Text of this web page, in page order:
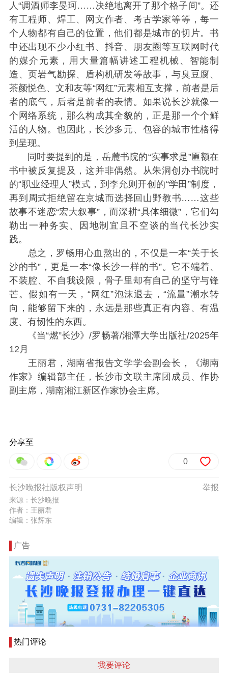
人“调酒师李旻珂……决绝地离开了那个格子间”。还
有工程师、焊工、网文作者、考古学家等等，每一
个人物都有自己的位置，他们都是城市的切片。书
中还出现不少小红书、抖音、朋友圈等互联网时代
的媒介元素，用大量篇幅讲述工程机械、智能制
造、页岩气勘探、盾构机研发等故事，与臭豆腐、
茶颜悦色、文和友等“网红”元素相互支撑，前者是后
者的底气，后者是前者的表情。如果说长沙就像一
个网络系统，那么构成其全貌的，正是那一个个鲜
活的人物。也因此，长沙多元、包容的城市性格得
到呈现。
同时要提到的是，岳麓书院的“实事求是”匾额在
书中被反复提及，这并非偶然。从朱洞创办书院时
的“职业经理人”模式，到李允则开创的“学田”制度，
再到周式拒绝留在京城而选择回山野教书……这些
故事不迷恋“宏大叙事”，而深耕“具体细微”，它们勾
勒出一种务实、因地制宜且不空谈的当代长沙实
践。
总之，罗畅用心血熬出的，不仅是一本“关于长
沙的书”，更是一本“像长沙一样的书”。它不端着、
不装腔、不自我设限，骨子里却有自己的坚守与锋
芒。假如有一天，“网红”泡沫退去，“流量”潮水转
向，能够留下来的，永远是那些真正有内容、有温
度、有韧性的东西。
《当“燃”长沙》/罗畅著/湘潭大学出版社/2025年
12月
王丽君，湖南省报告文学学会副会长，《湖南
作家》编辑部主任，长沙市文联主席团成员、作协
副主席，湖南湘江新区作家协会主席。
分享至
0
举报
长沙晚报社版权声明
来源：长沙晚报
作者：王丽君
编辑：张辉东
广告
热门评论
我要评论